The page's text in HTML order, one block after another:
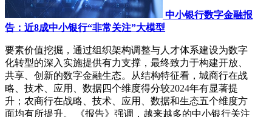
中小银行数字金融报
告：近8成中小银行“非常关注”大模型
要素价值挖掘，通过组织架构调整与人才体系建设为数字
化转型的深入实施提供有力支撑，最终致力于构建开放、
共享、创新的数字金融生态。从结构特征看，城商行在战
略、技术、应用、数据四个维度得分较2024年有显著提
升；农商行在战略、技术、应用、数据和生态五个维度方
面均有所提升。 《报告》强调，越来越多的中小银行关注